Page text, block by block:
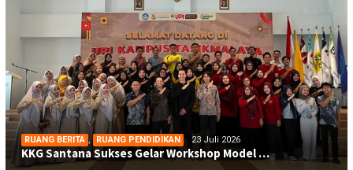
RUANG BERITA , RUANG PENDIDIKAN 23 Juli 2026
KKG Santana Sukses Gelar Workshop Model …